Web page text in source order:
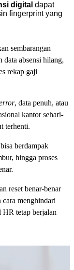
digital dapat
fingerprint yang
sembarangan
data absensi hilang,
rekap gaji
, data penuh, atau
kantor sehari-
terhenti.
berdampak
hingga proses
reset benar-benar
cara menghindari
HR tetap berjalan